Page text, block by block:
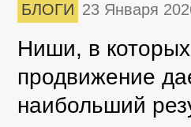
БЛОГИ 23 Января
Ниши, в
продвижение
наибольший